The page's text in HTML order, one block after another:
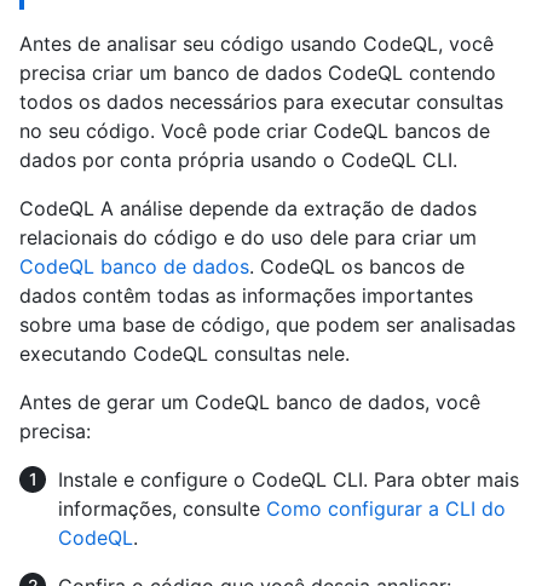
Antes de analisar seu código usando CodeQL, você
precisa criar um banco de dados CodeQL contendo
todos os dados necessários para executar consultas
no seu código. Você pode criar CodeQL bancos de
dados por conta própria usando o CodeQL CLI.
CodeQL A análise depende da extração de dados
relacionais do código e do uso dele para criar um
CodeQL banco de dados. CodeQL os bancos de
dados contêm todas as informações importantes
sobre uma base de código, que podem ser analisadas
executando CodeQL consultas nele.
Antes de gerar um CodeQL banco de dados, você
precisa:
Instale e configure o CodeQL CLI. Para obter mais
informações, consulte Como configurar a CLI do
CodeQL.